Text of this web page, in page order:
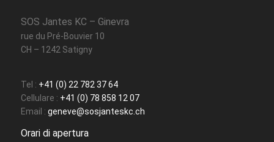
SOS Jantes KC – Ginevra
rue du Pré-Bouvier 10
CH – 1242 Satigny
Tel : +41 (0) 22 782 37 64
Cellulare : +41 (0) 78 858 12 07
Email : geneve@sosjanteskc.ch
Orari di apertura